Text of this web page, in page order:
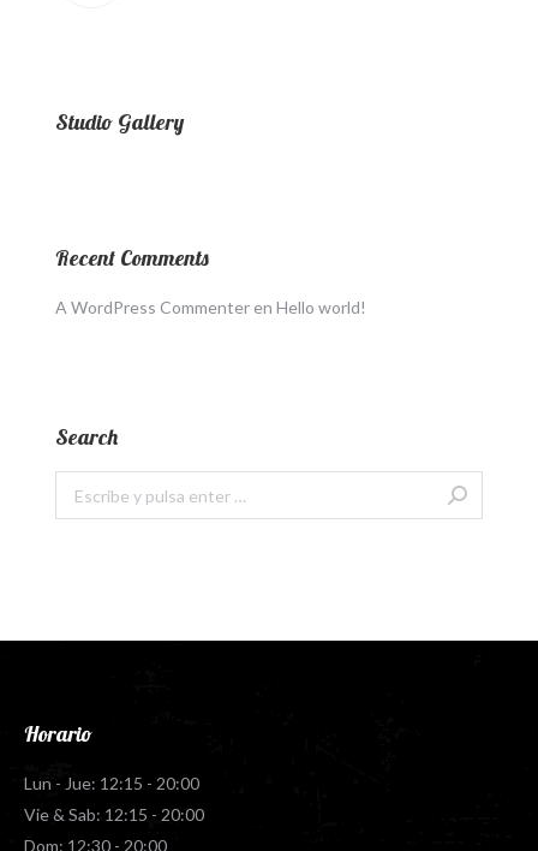
Studio Gallery
Recent Comments
A WordPress Commenter en Hello world!
Search
Horario
Lun - Jue: 12:15 - 20:00
Vie & Sab: 12:15 - 20:00
Dom: 12:30 - 20:00